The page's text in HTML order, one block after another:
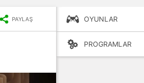
PAYLAŞ OYUNLAR
PROGRAMLAR